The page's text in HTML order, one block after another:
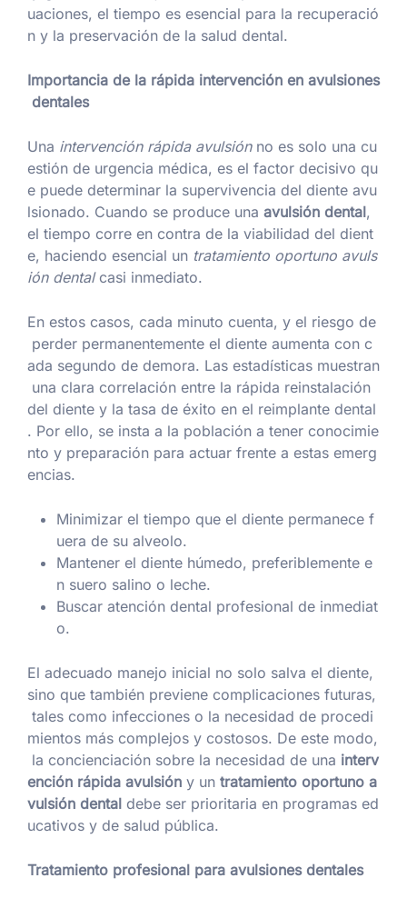
uaciones, el tiempo es esencial para la recuperació
n y la preservación de la salud dental.
Importancia de la rápida intervención en avulsiones
dentales
Una intervención rápida avulsiónno es solo una cu
estión de urgencia médica, es el factor decisivo qu
e puede determinar la supervivencia del diente avu
lsionado. Cuando se produce una avulsión dental,
el tiempo corre en contra de la viabilidad del dient
e, haciendo esencial un tratamiento oportuno avuls
ión dentalcasi inmediato.
En estos casos, cada minuto cuenta, y el riesgo de
perder permanentemente el diente aumenta con c
ada segundo de demora. Las estadísticas muestran
una clara correlación entre la rápida reinstalación
del diente y la tasa de éxito en el reimplante dental
. Por ello, se insta a la población a tener conocimie
nto y preparación para actuar frente a estas emerg
encias.
Minimizar el tiempo que el diente permanece f
uera de su alveolo.
Mantener el diente húmedo, preferiblemente e
n suero salino o leche.
Buscar atención dental profesional de inmediat
o.
El adecuado manejo inicial no solo salva el diente,
sino que también previene complicaciones futuras,
tales como infecciones o la necesidad de procedi
mientos más complejos y costosos. De este modo,
la concienciación sobre la necesidad de una interv
ención rápida avulsión y un tratamiento oportuno a
vulsión dental debe ser prioritaria en programas ed
ucativos y de salud pública.
Tratamiento profesional para avulsiones dentales